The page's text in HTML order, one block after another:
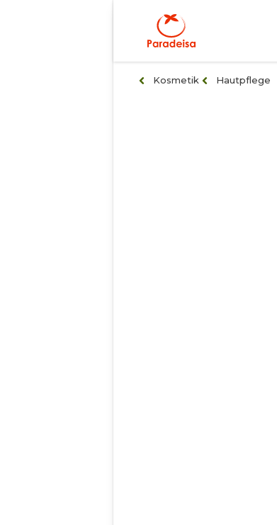
Kosmetik Hautpflege